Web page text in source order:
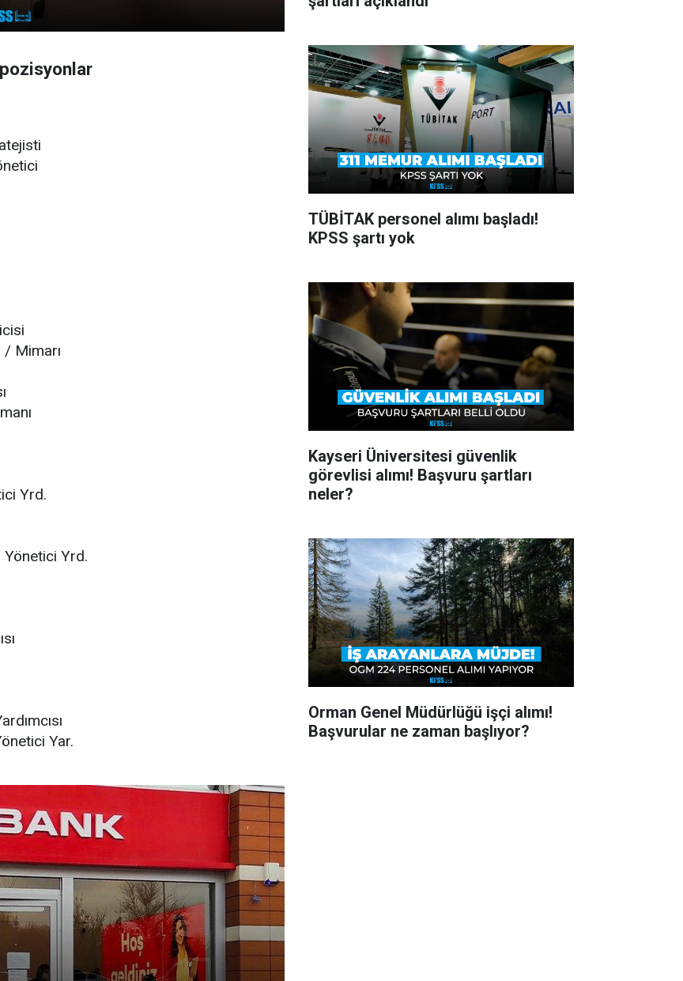
/ Mimarı
Yrd.
Yönetici Yrd.
Yar.
TÜBİTAK personel alımı başladı!
KPSS şartı yok
Kayseri Üniversitesi güvenlik
görevlisi alımı! Başvuru şartları
neler?
Orman Genel Müdürlüğü işçi alımı!
Başvurular ne zaman başlıyor?